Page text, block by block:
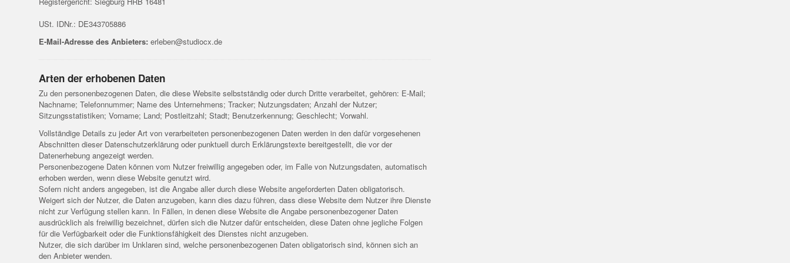
USt. IDNr.: DE343705886
E-Mail-Adresse des Anbieters: erleben@studiocx.de
Arten der erhobenen Daten
Zu den personenbezogenen Daten, die diese Website selbstständig oder durch Dritte verarbeitet, gehören: E-Mail;
Nachname; Telefonnummer; Name des Unternehmens; Tracker; Nutzungsdaten; Anzahl der Nutzer;
Sitzungsstatistiken; Vorname; Land; Postleitzahl; Stadt; Benutzerkennung; Geschlecht; Vorwahl.
Vollständige Details zu jeder Art von verarbeiteten personenbezogenen Daten werden in den dafür vorgesehenen
Abschnitten dieser Datenschutzerklärung oder punktuell durch Erklärungstexte bereitgestellt, die vor der
Datenerhebung angezeigt werden.
Personenbezogene Daten können vom Nutzer freiwillig angegeben oder, im Falle von Nutzungsdaten, automatisch
erhoben werden, wenn diese Website genutzt wird.
Sofern nicht anders angegeben, ist die Angabe aller durch diese Website angeforderten Daten obligatorisch.
Weigert sich der Nutzer, die Daten anzugeben, kann dies dazu führen, dass diese Website dem Nutzer ihre Dienste
nicht zur Verfügung stellen kann. In Fällen, in denen diese Website die Angabe personenbezogener Daten
ausdrücklich als freiwillig bezeichnet, dürfen sich die Nutzer dafür entscheiden, diese Daten ohne jegliche Folgen
für die Verfügbarkeit oder die Funktionsfähigkeit des Dienstes nicht anzugeben.
Nutzer, die sich darüber im Unklaren sind, welche personenbezogenen Daten obligatorisch sind, können sich an
den Anbieter wenden.